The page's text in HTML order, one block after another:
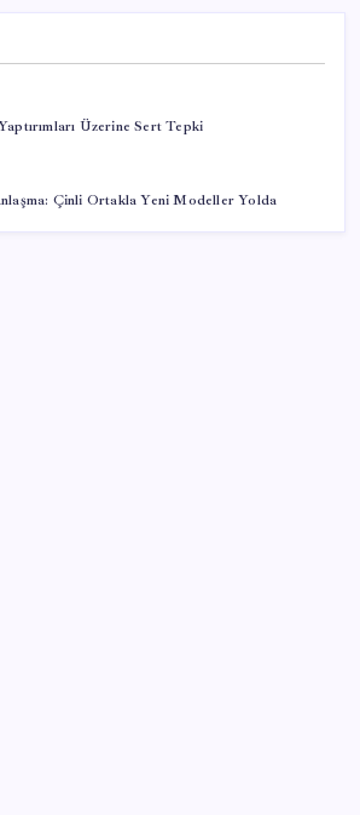
Üzerine Sert Tepki
Çinli Ortakla Yeni Modeller Yolda